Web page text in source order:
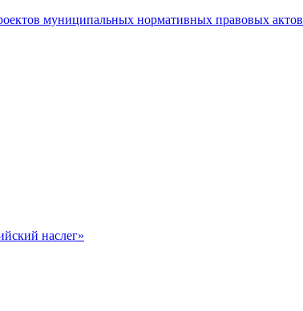
муниципальных нормативных правовых актов
наслег»